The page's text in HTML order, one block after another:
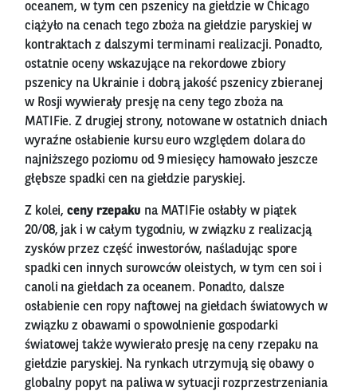
oceanem, w tym cen pszenicy na giełdzie w Chicago
ciążyło na cenach tego zboża na giełdzie paryskiej w
kontraktach z dalszymi terminami realizacji. Ponadto,
ostatnie oceny wskazujące na rekordowe zbiory
pszenicy na Ukrainie i dobrą jakość pszenicy zbieranej
w Rosji wywierały presję na ceny tego zboża na
MATIFie. Z drugiej strony, notowane w ostatnich dniach
wyraźne osłabienie kursu euro względem dolara do
najniższego poziomu od 9 miesięcy hamowało jeszcze
głębsze spadki cen na giełdzie paryskiej.
Z kolei,ceny rzepaku na MATIFie osłabły w piątek
20/08, jak i w całym tygodniu, w związku z realizacją
zysków przez część inwestorów, naśladując spore
spadki cen innych surowców oleistych, w tym cen soi i
canoli na giełdach za oceanem. Ponadto, dalsze
osłabienie cen ropy naftowej na giełdach światowych w
związku z obawami o spowolnienie gospodarki
światowej także wywierało presję na ceny rzepaku na
giełdzie paryskiej. Na rynkach utrzymują się obawy o
globalny popyt na paliwa w sytuacji rozprzestrzeniania